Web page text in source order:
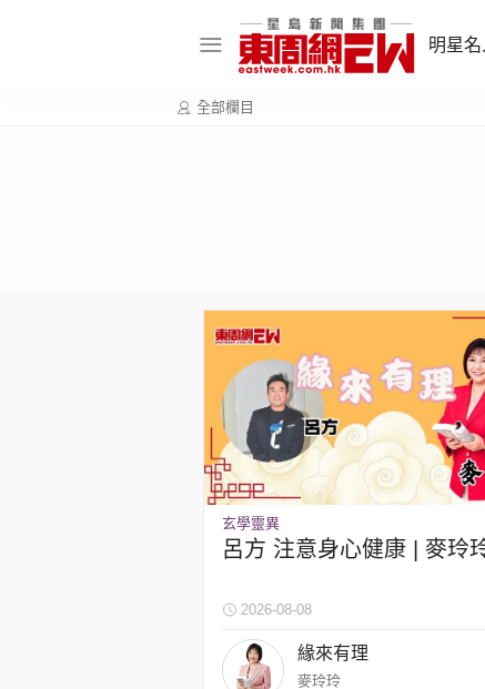
明星名
東周食玩通
樂在灣區
飲食玩樂
集團旗下品牌
全部欄目
玄學靈異
呂方 注意身心健康 | 麥玲
2026-08-08
緣來有理
麥玲玲